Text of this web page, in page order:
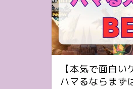
【本気で面白
ハマるならまず